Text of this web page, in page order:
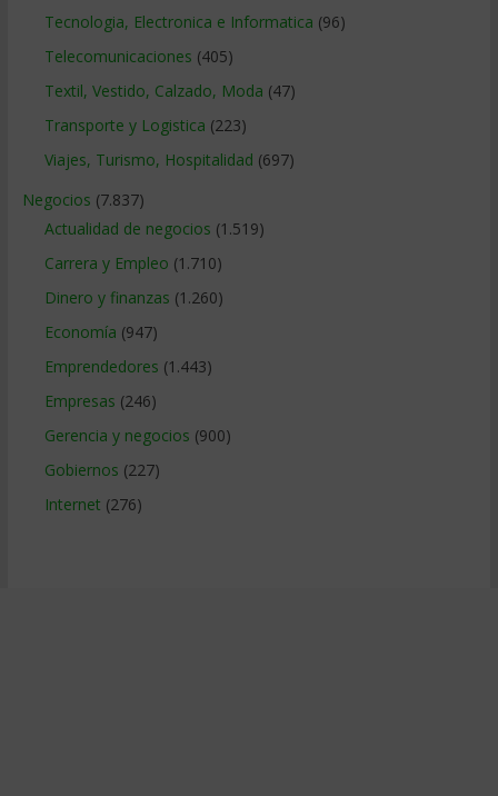
Tecnologia, Electronica e Informatica (96)
Telecomunicaciones (405)
Textil, Vestido, Calzado, Moda (47)
Transporte y Logistica (223)
Viajes, Turismo, Hospitalidad (697)
Negocios (7.837)
Actualidad de negocios (1.519)
Carrera y Empleo (1.710)
Dinero y finanzas (1.260)
Economía (947)
Emprendedores (1.443)
Empresas (246)
Gerencia y negocios (900)
Gobiernos (227)
Internet (276)